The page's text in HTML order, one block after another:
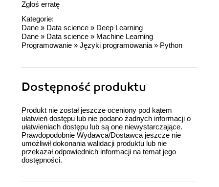
Zgłoś erratę
Kategorie:
Dane » Data science » Deep Learning
Dane » Data science » Machine Learning
Programowanie » Języki programowania » Python
Dostępność produktu
Produkt nie został jeszcze oceniony pod kątem
ułatwień dostępu lub nie podano żadnych informacji o
ułatwieniach dostępu lub są one niewystarczające.
Prawdopodobnie Wydawca/Dostawca jeszcze nie
umożliwił dokonania walidacji produktu lub nie
przekazał odpowiednich informacji na temat jego
dostępności.